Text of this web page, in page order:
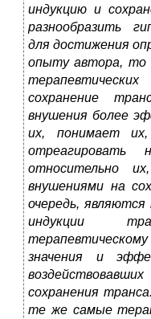
индукцию и
разнообразить
для достижения
опыту автора, то
сохранение
внушения более
их, понимает
отреагировать
относительно
внушениями на
очередь,
индукции
значения и
сохранения
те же самые